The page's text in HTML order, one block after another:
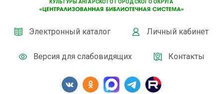
КУЛЬТУРЫ АНГАРСКОГО ГОРОДСКОГО ОКРУГА
Электронный каталог Личный кабинет
Версия для слабовидящих Контакты